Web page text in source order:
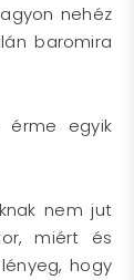
nehéz
baromira
érme egyik
nem jut
miért és
hogy